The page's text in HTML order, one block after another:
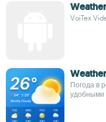
Weather
VoiTex
Погода в
удобными